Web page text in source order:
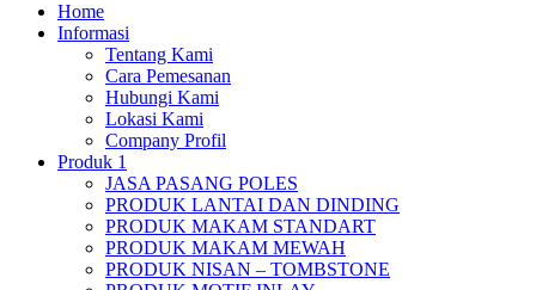
Home
Informasi
Tentang Kami
Cara Pemesanan
Hubungi Kami
Lokasi Kami
Company Profil
Produk 1
JASA PASANG POLES
PRODUK LANTAI DAN DINDING
PRODUK MAKAM STANDART
PRODUK MAKAM MEWAH
PRODUK NISAN – TOMBSTONE